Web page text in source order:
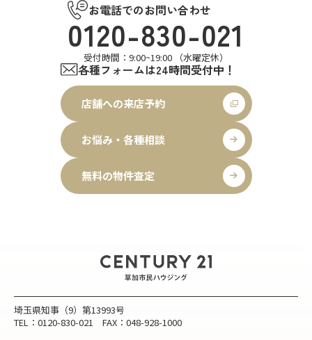
お電話でのお問い合わせ
0120-830-021
受付時間：9:00~19:00 （水曜定休）
各種フォームは24時間受付中！
店舗への来店予約
お悩み・各種相談
無料の物件査定
埼玉県知事（9）第13993号
TEL：0120-830-021 FAX：048-928-1000